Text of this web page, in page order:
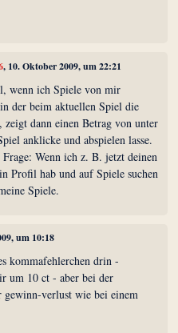
, 10. Oktober 2009, um 22:21
wenn ich Spiele von mir
der beim aktuellen Spiel die
zeigt dann einen Betrag von unter
anklicke und abspielen lasse.
Wenn ich z. B. jetzt deinen
Profil hab und auf Spiele suchen
Spiele.
um 10:18
kommafehlerchen drin -
um 10 ct - aber bei der
gewinn-verlust wie bei einem